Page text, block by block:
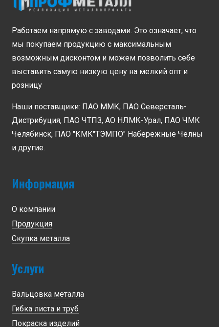
Работаем напрямую с заводами. Это означает, что
мы покупаем продукцию с максимальным
возможным дисконтом и можем позволить себе
выставить самую низкую цену на мелкий опт и
розницу
Наши поставщики: ПАО ММК, ПАО Северсталь-
Дистрибуция, ПАО ЧТПЗ, АО НЛМК-Урал, ПАО ЧМК
Челябинск, ПАО "КМК"ТЭМПО" Набережные Челны
и другие.
Информация
О компании
Продукция
Скупка металла
Услуги
Вальцовка металла
Гибка листа и труб
Покраска изделий